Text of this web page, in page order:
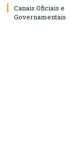
Canais Oficiais e
Governamentais